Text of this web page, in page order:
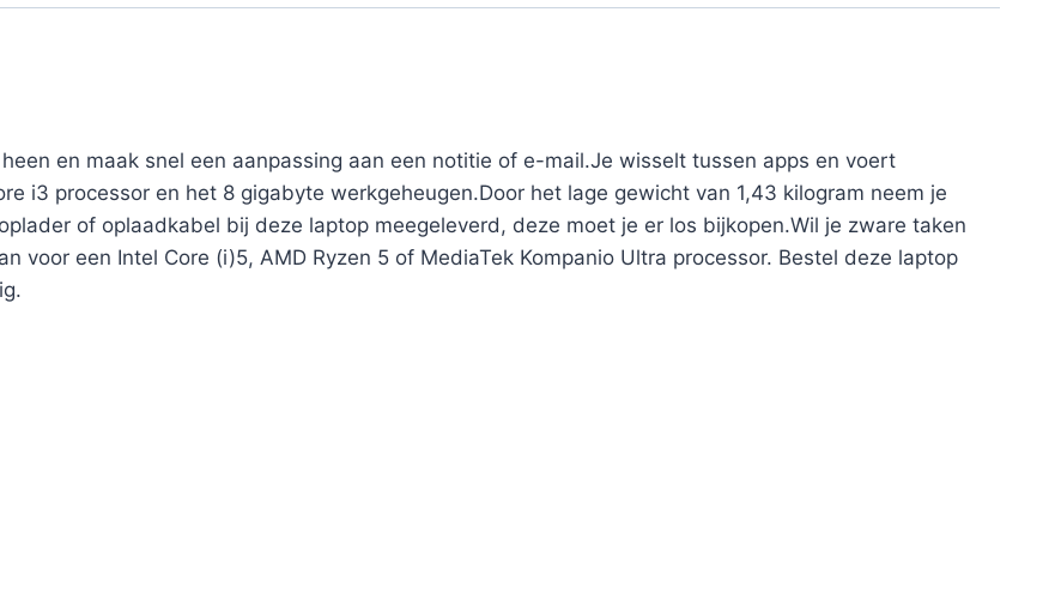
en maak snel een aanpassing aan een notitie of e-mail.Je wisselt tussen apps en voert
i3 processor en het 8 gigabyte werkgeheugen.Door het lage gewicht van 1,43 kilogram neem je
of oplaadkabel bij deze laptop meegeleverd, deze moet je er los bijkopen.Wil je zware taken
voor een Intel Core (i)5, AMD Ryzen 5 of MediaTek Kompanio Ultra processor. Bestel deze laptop